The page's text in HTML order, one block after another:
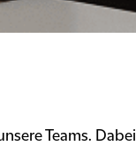
Teams. Dabei